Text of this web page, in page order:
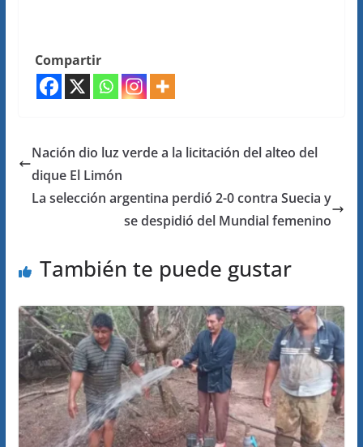
Compartir
Nación dio luz verde a la licitación del alteo del
dique El Limón
La selección argentina perdió 2-0 contra Suecia y
se despidió del Mundial femenino
También te puede gustar